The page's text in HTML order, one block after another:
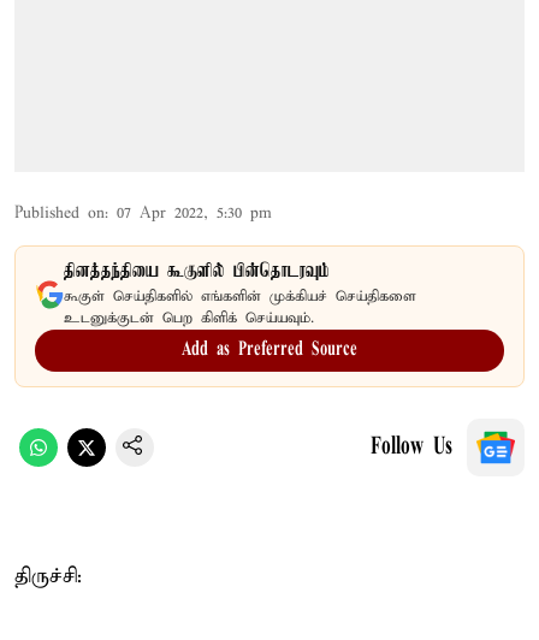
Published on: 07 Apr 2022, 5:30 pm
தினத்தந்தியை கூகுளில் பின்தொடரவும்
கூகுள் செய்திகளில் எங்களின் முக்கியச் செய்திகளை
உடனுக்குடன் பெற கிளிக் செய்யவும்.
Add as Preferred Source
Follow Us
திருச்சி: